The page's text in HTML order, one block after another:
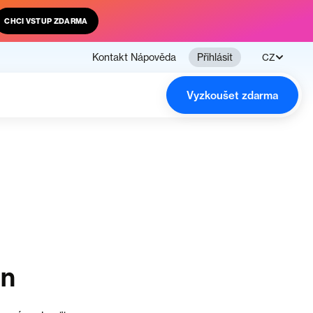
CHCI VSTUP ZDARMA
Kontakt Nápověda Přihlásit CZ
Vyzkoušet zdarma